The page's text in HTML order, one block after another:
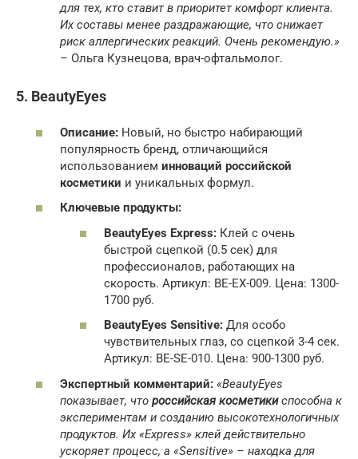
для тех, кто ставит в приоритет комфорт клиента.
Их составы менее раздражающие, что снижает
риск аллергических реакций. Очень рекомендую.»
– Ольга Кузнецова, врач-офтальмолог.
5. BeautyEyes
Описание: Новый, но быстро набирающий
популярность бренд, отличающийся
использованием инноваций российской
косметики и уникальных формул.
Ключевые продукты:
BeautyEyes Express: Клей с очень
быстрой сцепкой (0.5 сек) для
профессионалов, работающих на
скорость. Артикул: BE-EX-009. Цена: 1300-
1700 руб.
BeautyEyes Sensitive: Для особо
чувствительных глаз, со сцепкой 3-4 сек.
Артикул: BE-SE-010. Цена: 900-1300 руб.
Экспертный комментарий: «BeautyEyes
показывает, что российская косметикиспособна к
экспериментам и созданию высокотехнологичных
продуктов. Их «Express» клей действительно
ускоряет процесс, а «Sensitive» – находка для